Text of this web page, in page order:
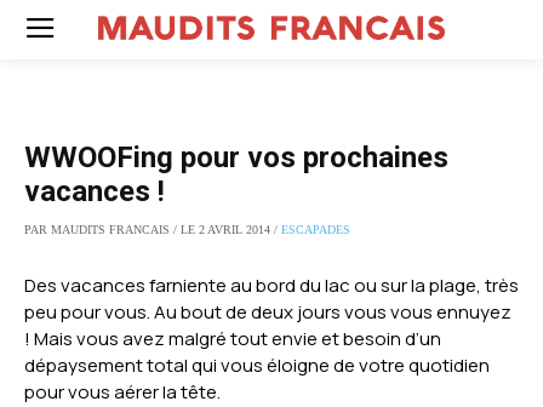
WWOOFing pour vos prochaines
vacances !
PAR MAUDITS FRANCAIS / LE 2 AVRIL 2014 / ESCAPADES
Des vacances farniente au bord du lac ou sur la plage, très
peu pour vous. Au bout de deux jours vous vous ennuyez
! Mais vous avez malgré tout envie et besoin d’un
dépaysement total qui vous éloigne de votre quotidien
pour vous aérer la tête.